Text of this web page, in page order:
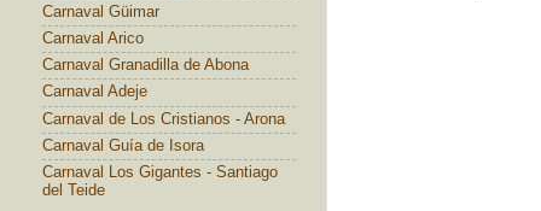
Carnaval Güimar
Carnaval Arico
Carnaval Granadilla de Abona
Carnaval Adeje
Carnaval de Los Cristianos - Arona
Carnaval Guía de Isora
Carnaval Los Gigantes - Santiago
del Teide